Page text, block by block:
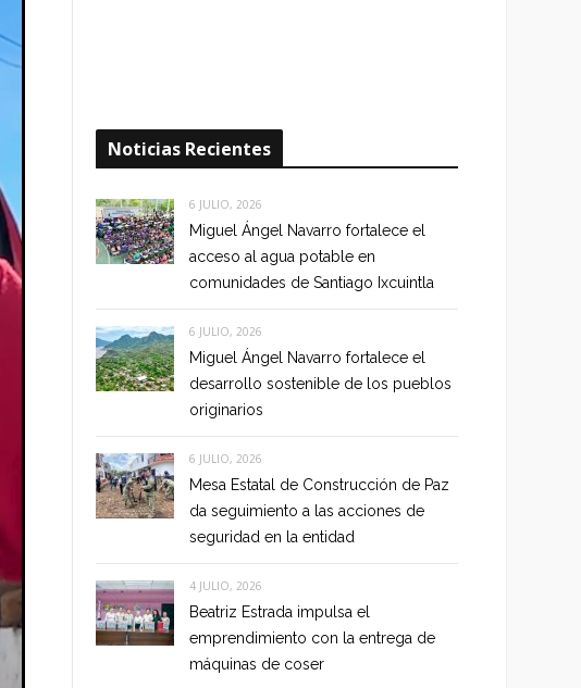
Noticias Recientes
6 JULIO, 2026
Miguel Ángel Navarro fortalece el
acceso al agua potable en
comunidades de Santiago Ixcuintla
6 JULIO, 2026
Miguel Ángel Navarro fortalece el
desarrollo sostenible de los pueblos
originarios
6 JULIO, 2026
Mesa Estatal de Construcción de Paz
da seguimiento a las acciones de
seguridad en la entidad
4 JULIO, 2026
Beatriz Estrada impulsa el
emprendimiento con la entrega de
máquinas de coser